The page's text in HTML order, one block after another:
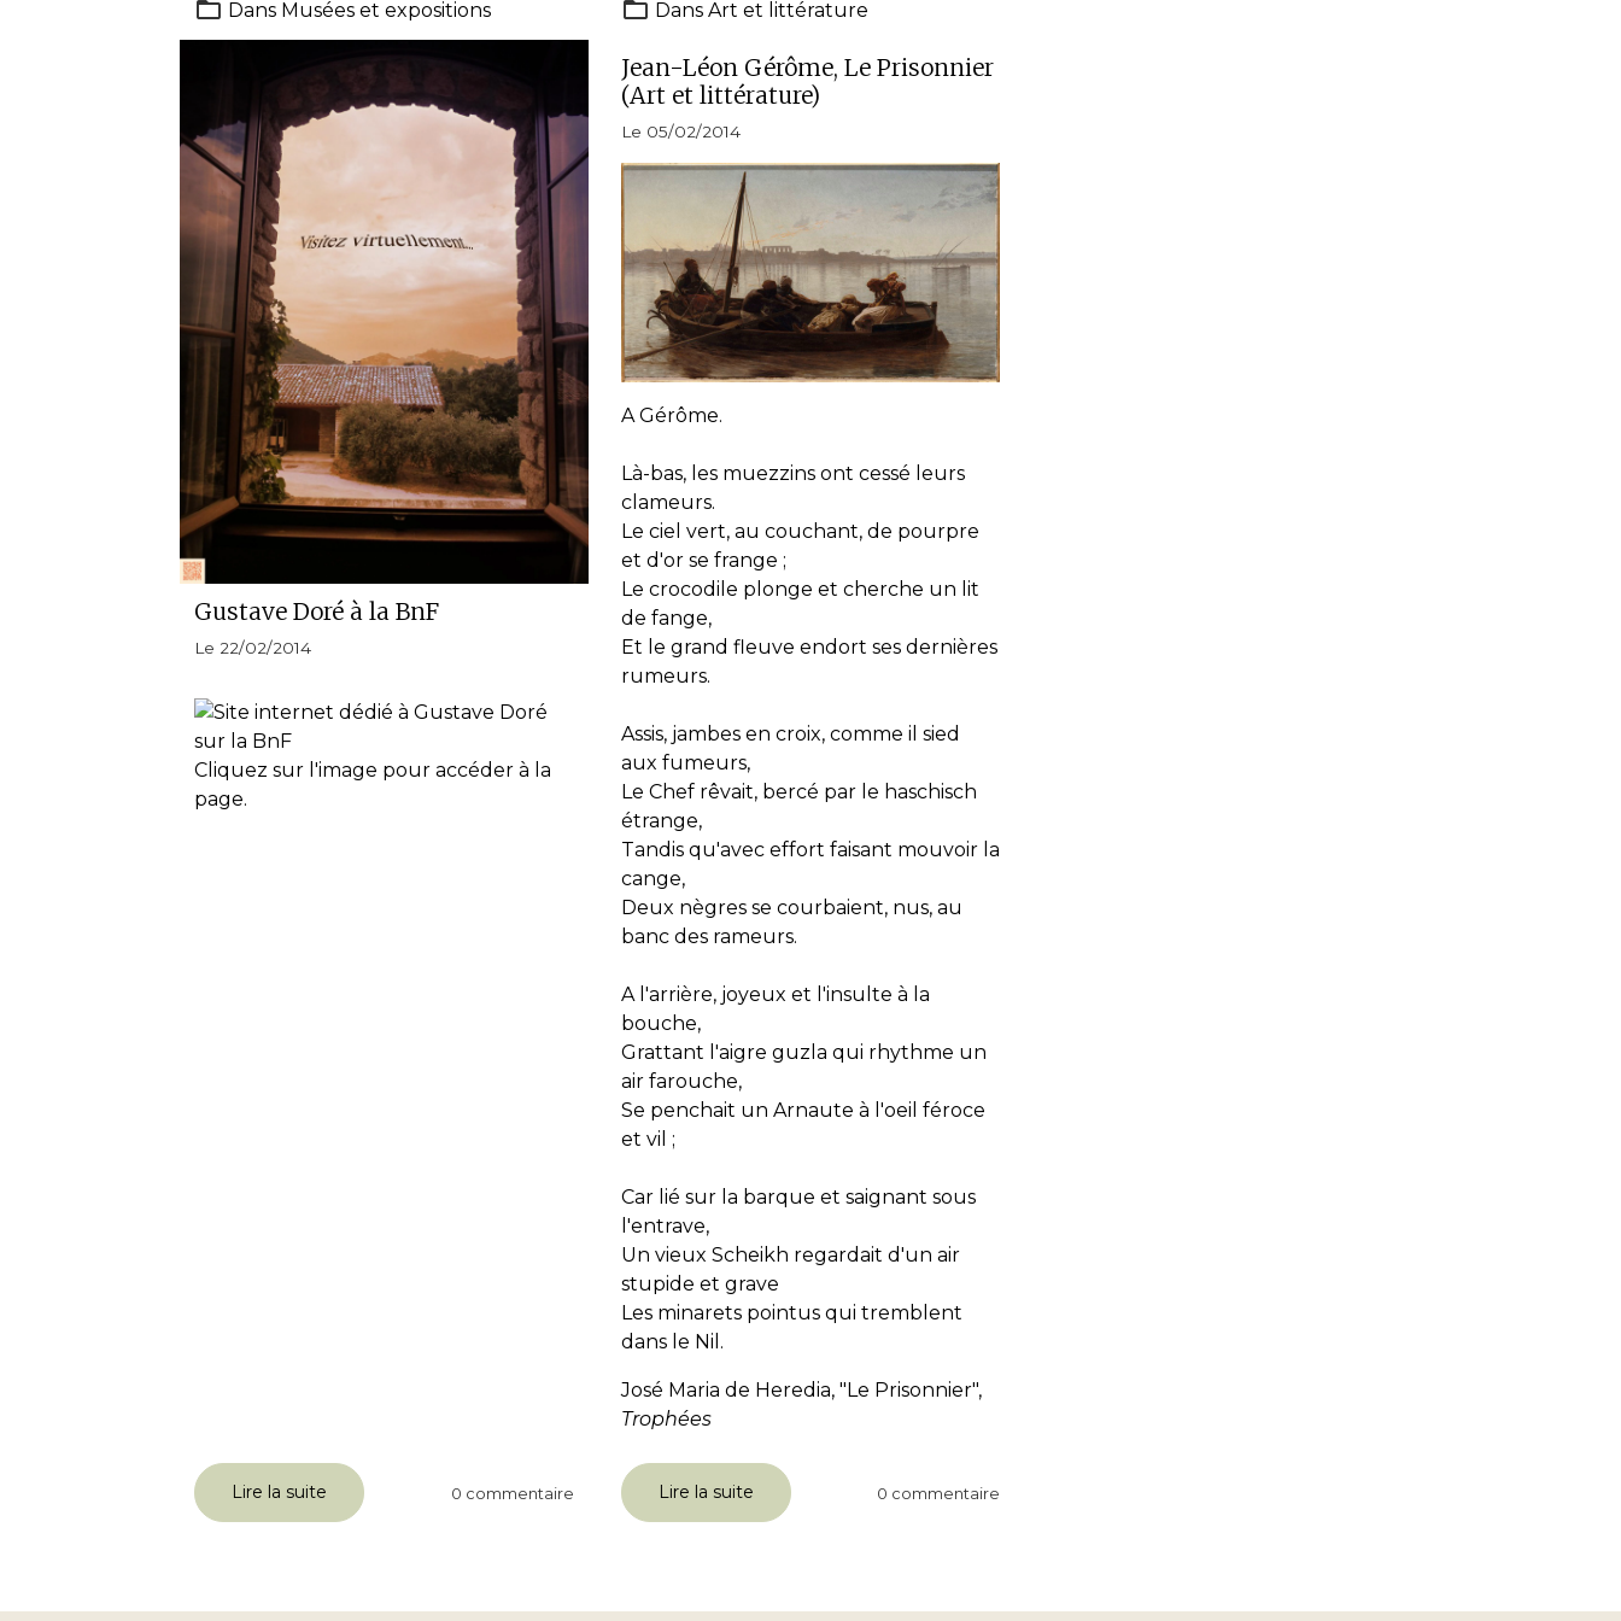
Dans Musées et expositions
Gustave Doré à la BnF
Le 22/02/2014
Cliquez sur l'image pour accéder à la
page.
Lire la suite 0 commentaire
Dans Art et littérature
Jean-Léon Gérôme, Le Prisonnier
(Art et littérature)
Le 05/02/2014
A Gérôme.
Là-bas, les muezzins ont cessé leurs
clameurs.
Le ciel vert, au couchant, de pourpre
et d'or se frange ;
Le crocodile plonge et cherche un lit
de fange,
Et le grand fleuve endort ses dernières
rumeurs.
Assis, jambes en croix, comme il sied
aux fumeurs,
Le Chef rêvait, bercé par le haschisch
étrange,
Tandis qu'avec effort faisant mouvoir la
cange,
Deux nègres se courbaient, nus, au
banc des rameurs.
A l'arrière, joyeux et l'insulte à la
bouche,
Grattant l'aigre guzla qui rhythme un
air farouche,
Se penchait un Arnaute à l'oeil féroce
et vil ;
Car lié sur la barque et saignant sous
l'entrave,
Un vieux Scheikh regardait d'un air
stupide et grave
Les minarets pointus qui tremblent
dans le Nil.
José Maria de Heredia, "Le Prisonnier",
Trophées
Lire la suite 0 commentaire